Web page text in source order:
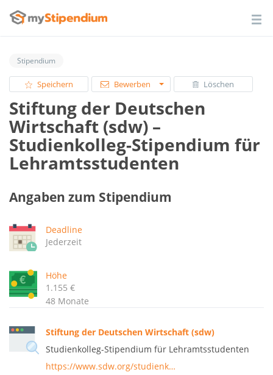
Stipendium
Speichern Bewerben Löschen
Stiftung der Deutschen
Wirtschaft (sdw) –
Studienkolleg-Stipendium für
Lehramtsstudenten
Angaben zum Stipendium
Deadline
Jederzeit
Höhe
1.155 €
48 Monate
Stiftung der Deutschen Wirtschaft (sdw)
Studienkolleg-Stipendium für Lehramtsstudenten
https://www.sdw.org/studienk…